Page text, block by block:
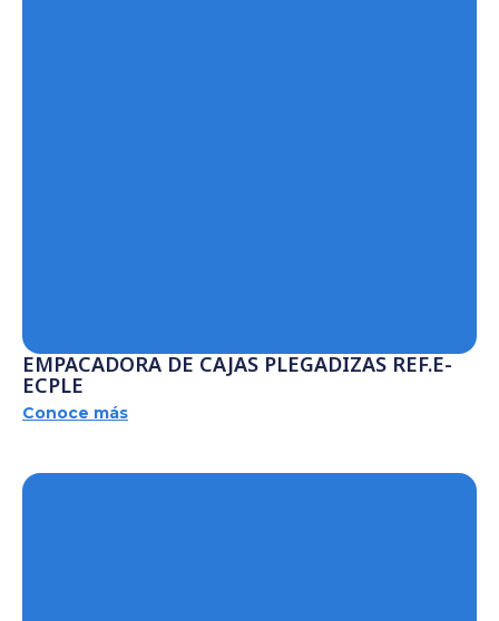
EMPACADORA DE CAJAS PLEGADIZAS REF.E-
ECPLE
Conoce más